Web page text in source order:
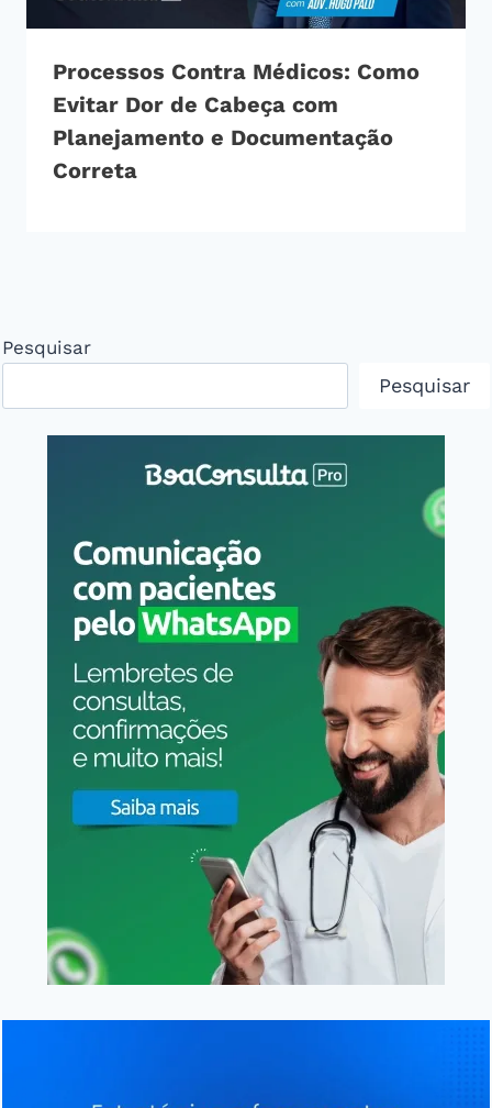
Processos Contra Médicos: Como
Evitar Dor de Cabeça com
Planejamento e Documentação
Correta
Pesquisar
Pesquisar